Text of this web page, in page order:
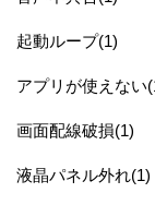
起動ループ(1)
アプリが使えない
画面配線破損(1)
液晶パネル外れ(1)